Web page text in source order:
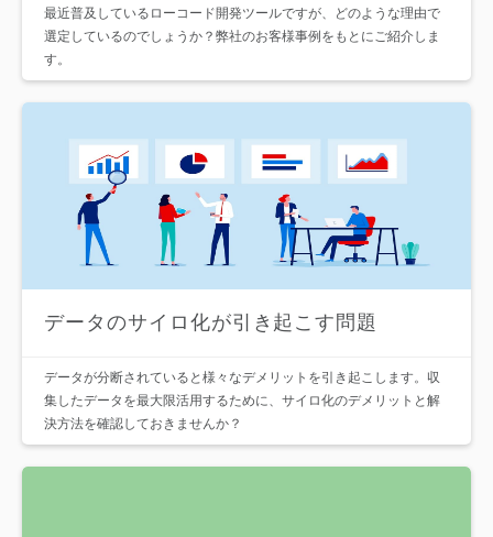
最近普及しているローコード開発ツールですが、どのような理由で
選定しているのでしょうか？弊社のお客様事例をもとにご紹介しま
す。
データのサイロ化が引き起こす問題
データが分断されていると様々なデメリットを引き起こします。収
集したデータを最大限活用するために、サイロ化のデメリットと解
決方法を確認しておきませんか？